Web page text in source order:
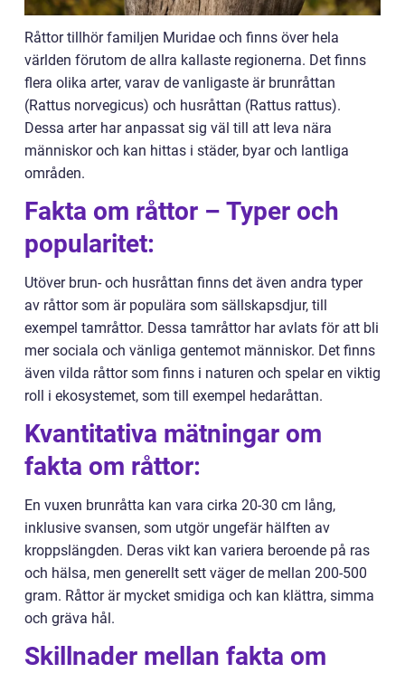
Råttor tillhör familjen Muridae och finns över hela
världen förutom de allra kallaste regionerna. Det finns
flera olika arter, varav de vanligaste är brunråttan
(Rattus norvegicus) och husråttan (Rattus rattus).
Dessa arter har anpassat sig väl till att leva nära
människor och kan hittas i städer, byar och lantliga
områden.
Fakta om råttor – Typer och
popularitet:
Utöver brun- och husråttan finns det även andra typer
av råttor som är populära som sällskapsdjur, till
exempel tamråttor. Dessa tamråttor har avlats för att bli
mer sociala och vänliga gentemot människor. Det finns
även vilda råttor som finns i naturen och spelar en viktig
roll i ekosystemet, som till exempel hedaråttan.
Kvantitativa mätningar om
fakta om råttor:
En vuxen brunråtta kan vara cirka 20-30 cm lång,
inklusive svansen, som utgör ungefär hälften av
kroppslängden. Deras vikt kan variera beroende på ras
och hälsa, men generellt sett väger de mellan 200-500
gram. Råttor är mycket smidiga och kan klättra, simma
och gräva hål.
Skillnader mellan fakta om